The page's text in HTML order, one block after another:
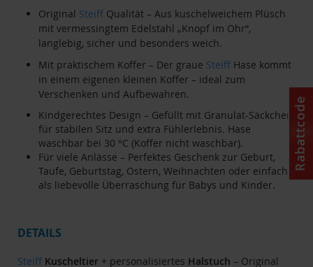
Original Steiff Qualität – Aus kuschelweichem Plüsch
mit vermessingtem Edelstahl „Knopf im Ohr“,
langlebig, sicher und besonders weich.
Mit praktischem Koffer – Der graue Steiff Hase kommt
in einem eigenen kleinen Koffer – ideal zum
Verschenken und Aufbewahren.
Kindgerechtes Design – Gefüllt mit Granulat-Säckchen
für stabilen Sitz und extra Fühlerlebnis. Hase
waschbar bei 30 °C (Koffer nicht waschbar).
Für viele Anlässe – Perfektes Geschenk zur Geburt,
Taufe, Geburtstag, Ostern, Weihnachten oder einfach
als liebevolle Überraschung für Babys und Kinder.
DETAILS
Steiff Kuscheltier + personalisiertes Halstuch – Original
Rabattcode